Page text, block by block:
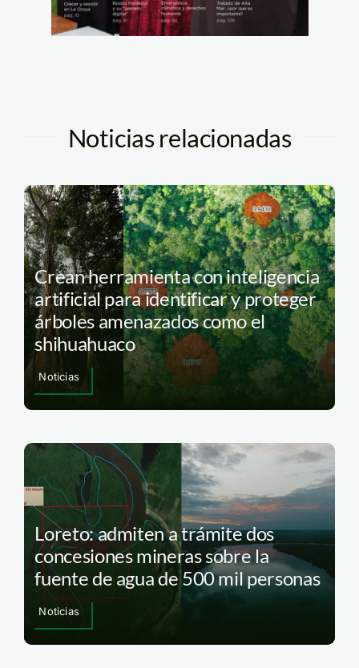
Noticias relacionadas
Crean herramienta con inteligencia
artificial para identificar y proteger
árboles amenazados como el
shihuahuaco
Noticias
Loreto: admiten a trámite dos
concesiones mineras sobre la
fuente de agua de 500 mil personas
Noticias